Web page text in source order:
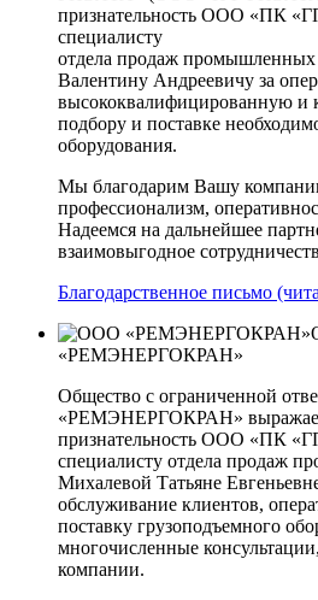
признательность ООО «ПК
специалисту
отдела продаж промышленных
Валентину Андреевичу за
высококвалифицированную и
подбору и поставке
оборудования.
Мы благодарим Вашу
профессионализм,
Надеемся на дальнейшее
взаимовыгодное
Благодарственное письмо
«РЕМЭНЕРГОКРАН»
Общество с ограниченной
«РЕМЭНЕРГОКРАН»
признательность ООО «ПК
специалисту отдела продаж
Михалевой Татьяне
обслуживание клиентов,
поставку грузоподъемного
многочисленные
компании.